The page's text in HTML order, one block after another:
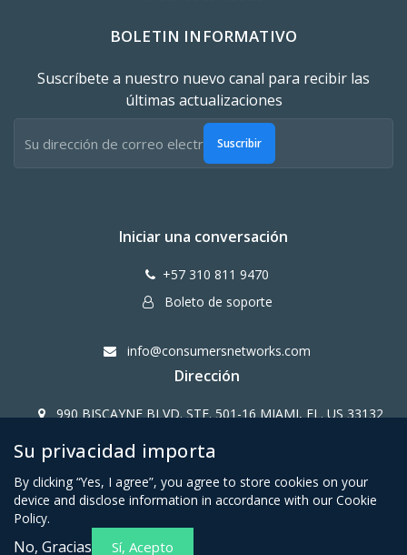
BOLETIN INFORMATIVO
Suscríbete a nuestro nuevo canal para recibir las
últimas actualizaciones
Suscribir
Iniciar una conversación
+57 310 811 9470
Boleto de soporte
info@consumersnetworks.com
Dirección
990 BISCAYNE BLVD. STE. 501-16 MIAMI, FL. US 33132
Copy Right CONSUMERS NETWORK@2024
Términos y condiciones para
Su privacidad importa
By clicking “Yes, I agree”, you agree to store cookies on your
device and disclose information in accordance with our Cookie
Policy.
No, Gracias Sí, Acepto